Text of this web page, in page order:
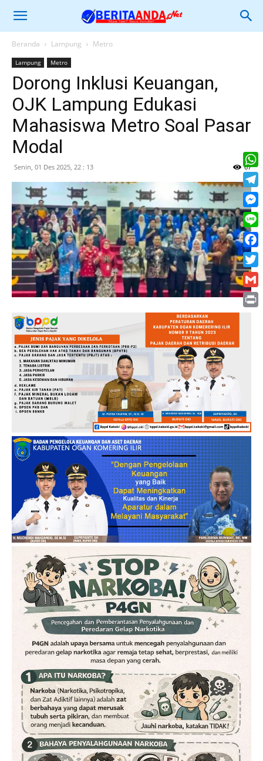
Beranda Lampung Metro
Lampung Metro
Dorong Inklusi Keuangan,
OJK Lampung Edukasi
Mahasiswa Metro Soal Pasar
Modal
Senin, 01 Des 2025, 22 : 13 67
Line